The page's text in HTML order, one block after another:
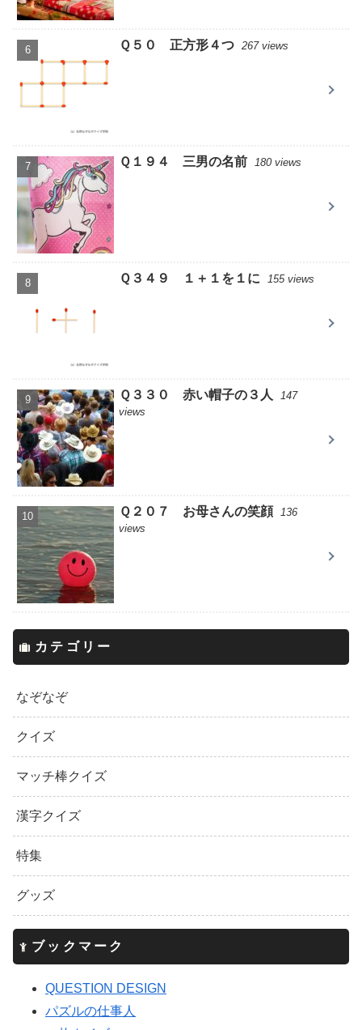
Ｑ５０ 正方形４つ 267 views
Ｑ１９４ 三男の名前 180 views
Ｑ３４９ １＋１を１に 155 views
Ｑ３３０ 赤い帽子の３人
147
views
Ｑ２０７ お母さんの笑顔
136
views
カテゴリー
なぞなぞ
クイズ
マッチ棒クイズ
漢字クイズ
特集
グッズ
ブックマーク
QUESTION DESIGN
パズルの仕事人